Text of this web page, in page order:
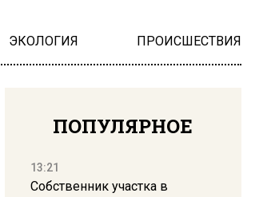
ЭКОЛОГИЯ ПРОИСШЕСТВИЯ
ПОПУЛЯРНОЕ
13:21
Собственник участка в